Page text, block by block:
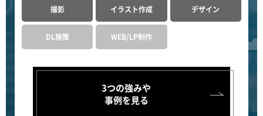
撮影 イラスト作成 デザイン
DL施策 WEB/LP制作
3つの強みや
事例を見る